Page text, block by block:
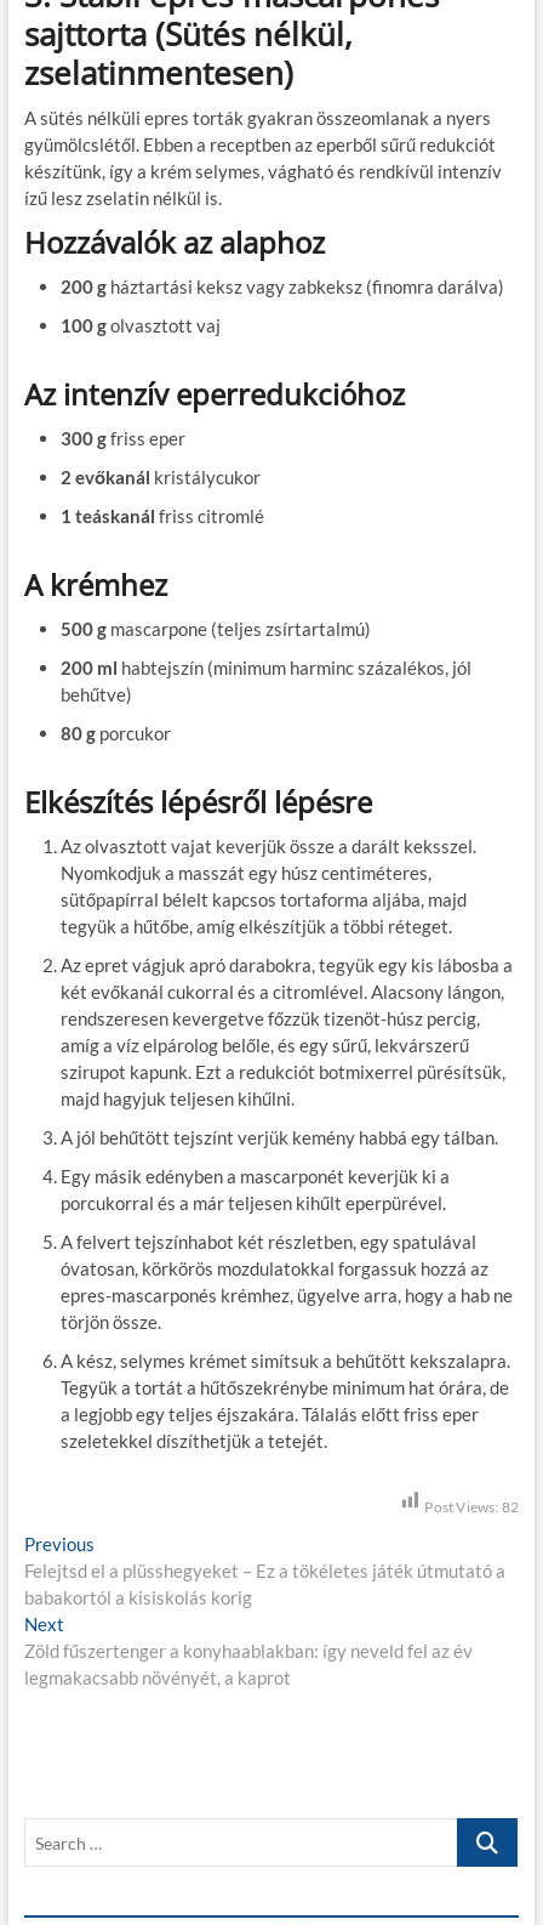
sajttorta (Sütés nélkül,
zselatinmentesen)
A sütés nélküli epres torták gyakran összeomlanak a nyers
gyümölcslétől. Ebben a receptben az eperből sűrű redukciót
készítünk, így a krém selymes, vágható és rendkívül intenzív
ízű lesz zselatin nélkül is.
Hozzávalók az alaphoz
200 gháztartási keksz vagy zabkeksz (finomra darálva)
100 golvasztott vaj
Az intenzív eperredukcióhoz
300 gfriss eper
2 evőkanál kristálycukor
1 teáskanál friss citromlé
A krémhez
500 gmascarpone (teljes zsírtartalmú)
200 ml habtejszín (minimum harminc százalékos, jól
behűtve)
80 gporcukor
Elkészítés lépésről lépésre
Az olvasztott vajat keverjük össze a darált keksszel.
Nyomkodjuk a masszát egy húsz centiméteres,
sütőpapírral bélelt kapcsos tortaforma aljába, majd
tegyük a hűtőbe, amíg elkészítjük a többi réteget.
Az epret vágjuk apró darabokra, tegyük egy kis lábosba a
két evőkanál cukorral és a citromlével. Alacsony lángon,
rendszeresen kevergetve főzzük tizenöt-húsz percig,
amíg a víz elpárolog belőle, és egy sűrű, lekvárszerű
szirupot kapunk. Ezt a redukciót botmixerrel pürésítsük,
majd hagyjuk teljesen kihűlni.
A jól behűtött tejszínt verjük kemény habbá egy tálban.
Egy másik edényben a mascarponét keverjük ki a
porcukorral és a már teljesen kihűlt eperpürével.
A felvert tejszínhabot két részletben, egy spatulával
óvatosan, körkörös mozdulatokkal forgassuk hozzá az
epres-mascarponés krémhez, ügyelve arra, hogy a hab ne
törjön össze.
A kész, selymes krémet simítsuk a behűtött kekszalapra.
Tegyük a tortát a hűtőszekrénybe minimum hat órára, de
a legjobb egy teljes éjszakára. Tálalás előtt friss eper
szeletekkel díszíthetjük a tetejét.
Post Views: 82
B
e
j
e
é
s
Previous
r
e
i
o
:
Felejtsd el a plüsshegyeket – Ez a tökéletes játék útmutató a
babakortól a kisiskolás korig
Next
e
x
:
Zöld fűszertenger a konyhaablakban: így neveld fel az év
legmakacsabb növényét, a kaprot
r